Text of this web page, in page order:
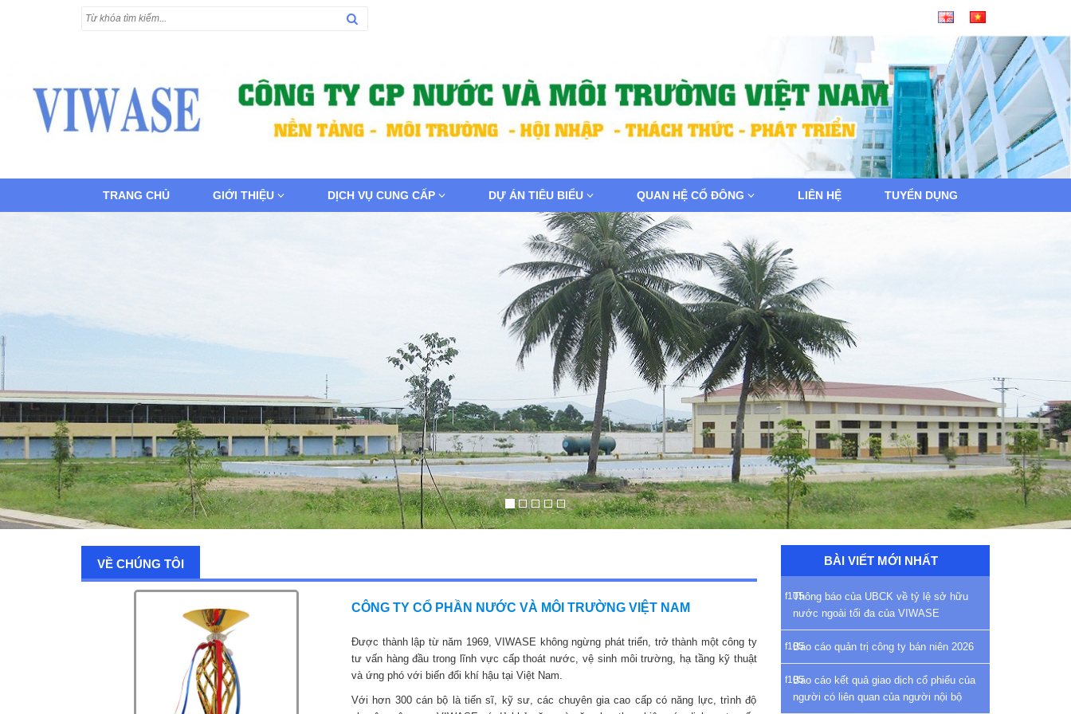
TRANG CHỦ GIỚI THIỆU DỊCH VỤ CUNG CẤP DỰ ÁN TIÊU BIỂU QUAN HỆ CỔ ĐÔNG LIÊN HỆ TUYỂN DỤNG
VỀ CHÚNG TÔI
CÔNG TY CỔ PHẦN NƯỚC VÀ MÔI TRƯỜNG VIỆT NAM
Được thành lập từ năm 1969, VIWASE không ngừng phát triển, trở thành một công ty
tư vấn hàng đầu trong lĩnh vực cấp thoát nước, vệ sinh môi trường, hạ tầng kỹ thuật
và ứng phó với biến đổi khí hậu tại Việt Nam.
Với hơn 300 cán bộ là tiến sĩ, kỹ sư, các chuyên gia cao cấp có năng lực, trình độ
BÀI VIẾT MỚI NHẤT
Thông báo của UBCK về tỷ lệ sở hữu
nước ngoài tối đa của VIWASE
Báo cáo quản trị công ty bán niên 2026
Báo cáo kết quả giao dịch cổ phiếu của
người có liên quan của người nội bộ